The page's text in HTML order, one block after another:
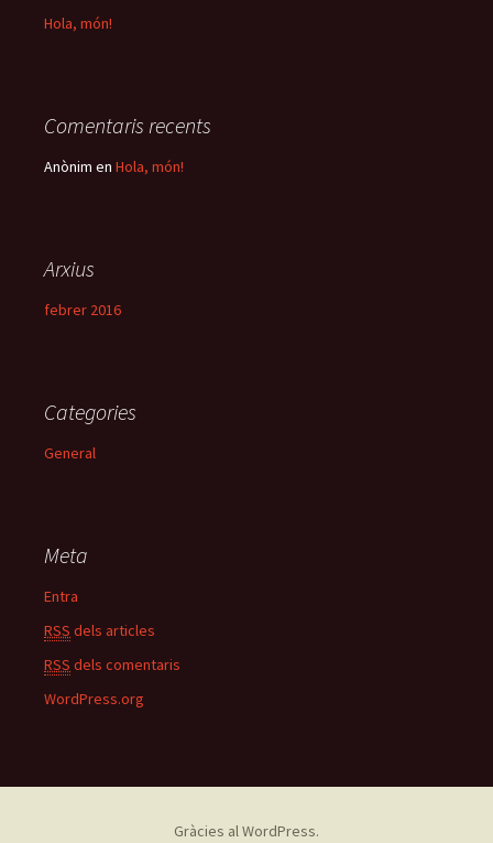
Hola, món!
Comentaris recents
Anònim en Hola, món!
Arxius
febrer 2016
Categories
General
Meta
Entra
RSS dels articles
RSS dels comentaris
WordPress.org
Gràcies al WordPress.